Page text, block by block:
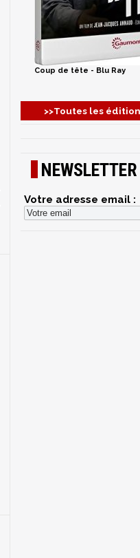
Coup de tête - Blu Ray
>>Toutes les
Votre adresse email :